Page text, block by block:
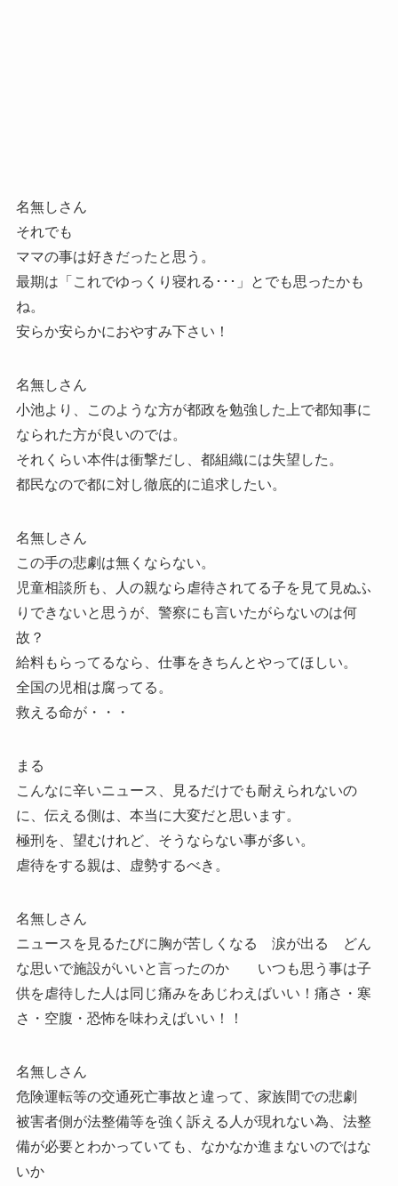
名無しさん
それでも
ママの事は好きだったと思う。
最期は「これでゆっくり寝れる･･･」とでも思ったかも
ね。
安らか安らかにおやすみ下さい！
名無しさん
小池より、このような方が都政を勉強した上で都知事に
なられた方が良いのでは。
それくらい本件は衝撃だし、都組織には失望した。
都民なので都に対し徹底的に追求したい。
名無しさん
この手の悲劇は無くならない。
児童相談所も、人の親なら虐待されてる子を見て見ぬふ
りできないと思うが、警察にも言いたがらないのは何
故？
給料もらってるなら、仕事をきちんとやってほしい。
全国の児相は腐ってる。
救える命が・・・
まる
こんなに辛いニュース、見るだけでも耐えられないの
に、伝える側は、本当に大変だと思います。
極刑を、望むけれど、そうならない事が多い。
虐待をする親は、虚勢するべき。
名無しさん
ニュースを見るたびに胸が苦しくなる 涙が出る どん
な思いで施設がいいと言ったのか いつも思う事は子
供を虐待した人は同じ痛みをあじわえばいい！痛さ・寒
さ・空腹・恐怖を味わえばいい！！
名無しさん
危険運転等の交通死亡事故と違って、家族間での悲劇
被害者側が法整備等を強く訴える人が現れない為、法整
備が必要とわかっていても、なかなか進まないのではな
いか